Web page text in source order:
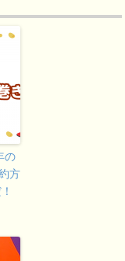
の
方